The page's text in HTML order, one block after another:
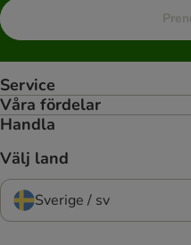
Service
Våra fördelar
Handla
Välj land
Sverige / sv